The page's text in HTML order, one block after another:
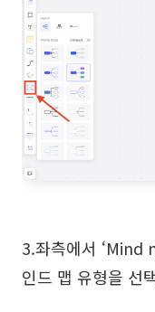
3.좌측에서 ‘Mind
인드 맵 유형을 선